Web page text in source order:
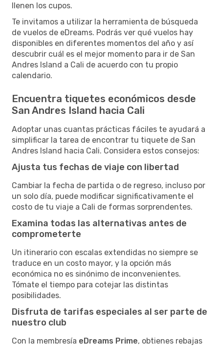
llenen los cupos.
Te invitamos a utilizar la herramienta de búsqueda
de vuelos de eDreams. Podrás ver qué vuelos hay
disponibles en diferentes momentos del año y así
descubrir cuál es el mejor momento para ir de San
Andres Island a Cali de acuerdo con tu propio
calendario.
Encuentra tiquetes económicos desde
San Andres Island hacia Cali
Adoptar unas cuantas prácticas fáciles te ayudará a
simplificar la tarea de encontrar tu tiquete de San
Andres Island hacia Cali. Considera estos consejos:
Ajusta tus fechas de viaje con libertad
Cambiar la fecha de partida o de regreso, incluso por
un solo día, puede modificar significativamente el
costo de tu viaje a Cali de formas sorprendentes.
Examina todas las alternativas antes de
comprometerte
Un itinerario con escalas extendidas no siempre se
traduce en un costo mayor, y la opción más
económica no es sinónimo de inconvenientes.
Tómate el tiempo para cotejar las distintas
posibilidades.
Disfruta de tarifas especiales al ser parte de
nuestro club
Con la membresía eDreams Prime, obtienes rebajas